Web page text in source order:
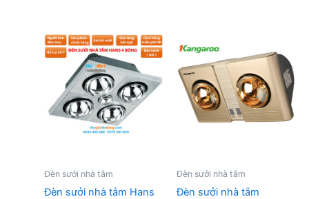
Đèn sưởi nhà tắm
Đèn sưởi nhà tắm Hans
Đèn sưởi nhà tắm
Đèn sưởi nhà tắm